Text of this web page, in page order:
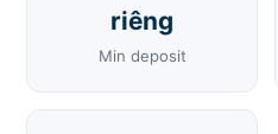
riêng
Min deposit